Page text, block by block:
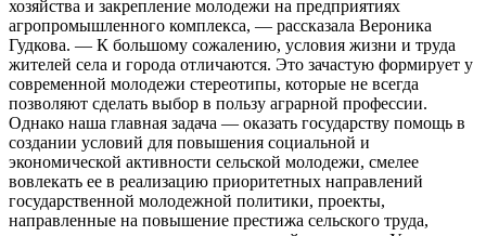
хозяйства и закрепление молодежи на предприятиях
агропромышленного комплекса, — рассказала Вероника
Гудкова. — К большому сожалению, условия жизни и труда
жителей села и города отличаются. Это зачастую формирует у
современной молодежи стереотипы, которые не всегда
позволяют сделать выбор в пользу аграрной профессии.
Однако наша главная задача — оказать государству помощь в
создании условий для повышения социальной и
экономической активности сельской молодежи, смелее
вовлекать ее в реализацию приоритетных направлений
государственной молодежной политики, проекты,
направленные на повышение престижа сельского труда,